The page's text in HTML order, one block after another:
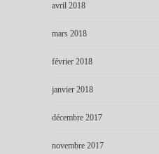
avril 2018
mars 2018
février 2018
janvier 2018
décembre 2017
novembre 2017